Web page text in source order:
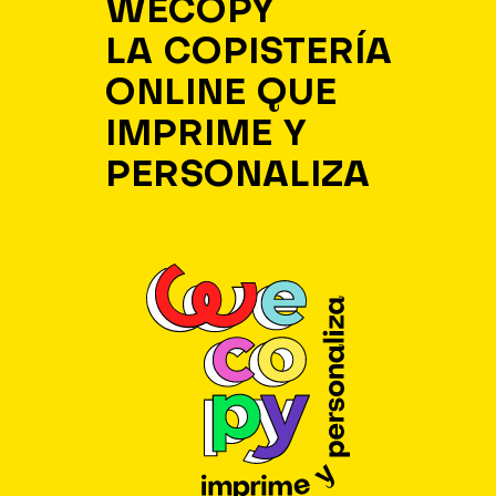
LA COPISTERÍA
ONLINE QUE
IMPRIME Y
PERSONALIZA